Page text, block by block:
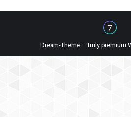
Dream-Theme — truly premium